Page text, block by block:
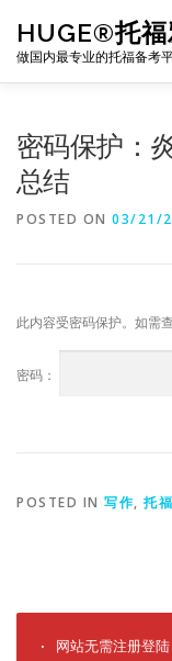
content
HUGE®托福
做国内最专业的托福备考
密码保护：
总结
POSTED ON 03/21/
此内容受密码保护。如需
密码：
POSTED IN 写作, 托
· 网站无需注册登陆